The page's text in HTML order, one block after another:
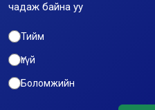
чадаж байна уу
Тийм
Үгүй
Боломжийн